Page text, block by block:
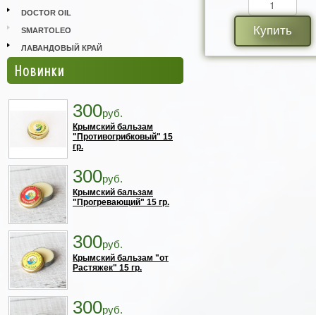
DOCTOR OIL
SMARTOLEO
ЛАВАНДОВЫЙ КРАЙ
Новинки
300руб.
Крымский бальзам
"Противогрибковый" 15
гр.
300руб.
Крымский бальзам
"Прогревающий" 15 гр.
300руб.
Крымский бальзам "от
Растяжек" 15 гр.
300руб.
Купить